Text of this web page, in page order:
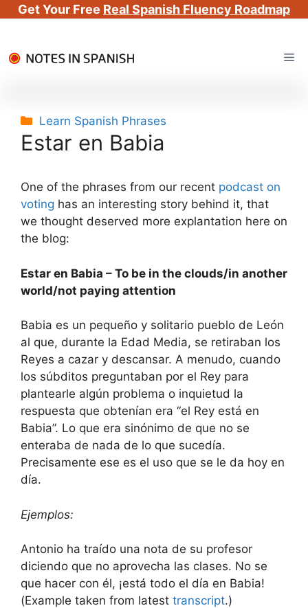
Get Your Free Real Spanish Fluency Roadmap
to
Categories
Learn Spanish Phrases
Estar en Babia
One of the phrases from our recent podcast on
voting has an interesting story behind it, that
we thought deserved more explantation here on
the blog:
Estar en Babia – To be in the clouds/in another
world/not paying attention
Babia es un pequeño y solitario pueblo de León
al que, durante la Edad Media, se retiraban los
Reyes a cazar y descansar. A menudo, cuando
los súbditos preguntaban por el Rey para
plantearle algún problema o inquietud la
respuesta que obtení­an era “el Rey está en
Babia”. Lo que era sinónimo de que no se
enteraba de nada de lo que sucedí­a.
Precisamente ese es el uso que se le da hoy en
dí­a.
Ejemplos:
Antonio ha traí­do una nota de su profesor
diciendo que no aprovecha las clases. No se
que hacer con él, ¡está todo el dí­a en Babia!
(Example taken from latest transcript.)